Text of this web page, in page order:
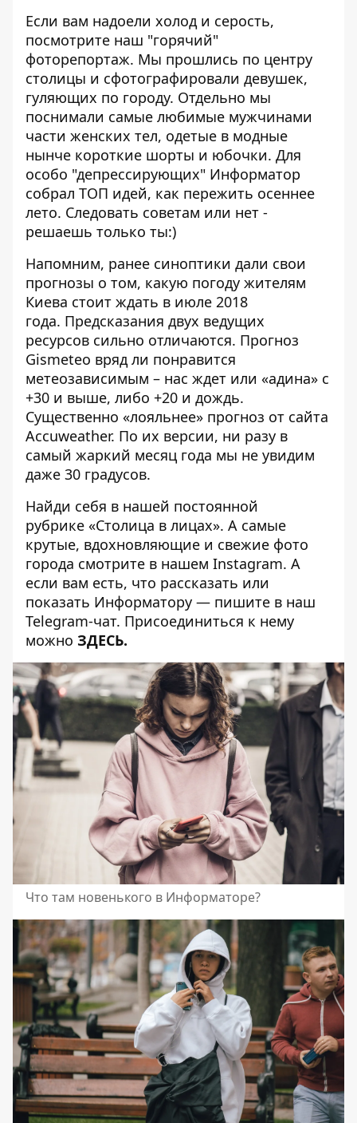
Если вам надоели холод и серость,
посмотрите наш "горячий"
фоторепортаж. Мы прошлись по центру
столицы и сфотографировали девушек,
гуляющих по городу. Отдельно мы
поснимали самые любимые мужчинами
части женских тел, одетые в модные
нынче короткие шорты и юбочки. Для
особо "депрессирующих" Информатор
собрал ТОП идей, как пережить осеннее
лето. Следовать советам или нет -
решаешь только ты:)
Напомним, ранее синоптики дали свои
прогнозы о том, какую погоду жителям
Киева стоит ждать в июле 2018
года. Предсказания двух ведущих
ресурсов сильно отличаются. Прогноз
Gismeteo вряд ли понравится
метеозависимым – нас ждет или «адина» с
+30 и выше, либо +20 и дождь.
Существенно «лояльнее» прогноз от сайта
Accuweather. По их версии, ни разу в
самый жаркий месяц года мы не увидим
даже 30 градусов.
Найди себя в нашей постоянной
рубрике «Столица в лицах». А самые
крутые, вдохновляющие и свежие фото
города смотрите в нашем Instagram. А
если вам есть, что рассказать или
показать Информатору — пишите в наш
Telegram-чат. Присоединиться к нему
можно ЗДЕСЬ.
Что там новенького в Информаторе?